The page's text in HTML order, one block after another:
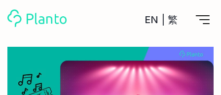
EN 繁
計劃買樓第一步
工具